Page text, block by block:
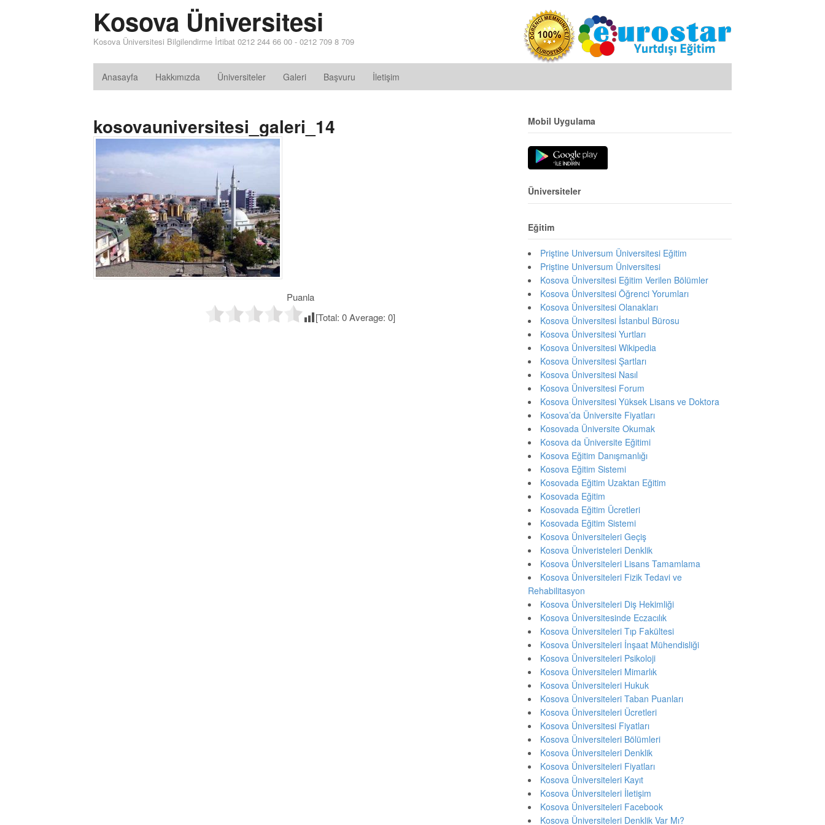
Kosova Üniversitesi
Kosova Üniversitesi Bilgilendirme İrtibat 0212 244 66 00 - 0212 709 8 709
Anasayfa Hakkımızda Üniversiteler Galeri Başvuru İletişim
kosovauniversitesi_galeri_14
Puanla
[Total:0Average:0]
Mobil Uygulama
Üniversiteler
Eğitim
Priştine Universum Üniversitesi Eğitim
Priştine Universum Üniversitesi
Kosova Üniversitesi Eğitim Verilen Bölümler
Kosova Üniversitesi Öğrenci Yorumları
Kosova Üniversitesi Olanakları
Kosova Üniversitesi İstanbul Bürosu
Kosova Üniversitesi Yurtları
Kosova Üniversitesi Wikipedia
Kosova Üniversitesi Şartları
Kosova Üniversitesi Nasıl
Kosova Üniversitesi Forum
Kosova Üniversitesi Yüksek Lisans ve Doktora
Kosova’da Üniversite Fiyatları
Kosovada Üniversite Okumak
Kosova da Üniversite Eğitimi
Kosova Eğitim Danışmanlığı
Kosova Eğitim Sistemi
Kosovada Eğitim Uzaktan Eğitim
Kosovada Eğitim
Kosovada Eğitim Ücretleri
Kosovada Eğitim Sistemi
Kosova Üniversiteleri Geçiş
Kosova Üniveristeleri Denklik
Kosova Üniversiteleri Lisans Tamamlama
Kosova Üniversiteleri Fizik Tedavi ve
Rehabilitasyon
Kosova Üniversiteleri Diş Hekimliği
Kosova Üniversitesinde Eczacılık
Kosova Üniversiteleri Tıp Fakültesi
Kosova Üniversiteleri İnşaat Mühendisliği
Kosova Üniversiteleri Psikoloji
Kosova Üniversiteleri Mimarlık
Kosova Üniversiteleri Hukuk
Kosova Üniversiteleri Taban Puanları
Kosova Üniversiteleri Ücretleri
Kosova Üniversitesi Fiyatları
Kosova Üniversiteleri Bölümleri
Kosova Üniversiteleri Denklik
Kosova Üniversiteleri Fiyatları
Kosova Üniversiteleri Kayıt
Kosova Üniversiteleri İletişim
Kosova Üniversiteleri Facebook
Kosova Üniversiteleri Denklik Var Mı?